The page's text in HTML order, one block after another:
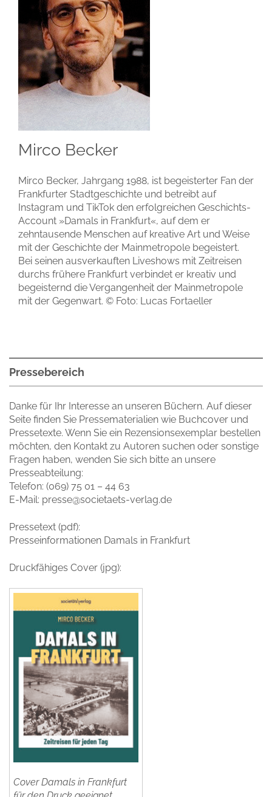
Mirco Becker
Mirco Becker, Jahrgang 1988, ist begeisterter Fan der
Frankfurter Stadtgeschichte und betreibt auf
Instagram und TikTok den erfolgreichen Geschichts-
Account »Damals in Frankfurt«, auf dem er
zehntausende Menschen auf kreative Art und Weise
mit der Geschichte der Mainmetropole begeistert.
Bei seinen ausverkauften Liveshows mit Zeitreisen
durchs frühere Frankfurt verbindet er kreativ und
begeisternd die Vergangenheit der Mainmetropole
mit der Gegenwart. © Foto: Lucas Fortaeller
Pressebereich
Danke für Ihr Interesse an unseren Büchern. Auf dieser
Seite finden Sie Pressematerialien wie Buchcover und
Pressetexte. Wenn Sie ein Rezensionsexemplar bestellen
möchten, den Kontakt zu Autoren suchen oder sonstige
Fragen haben, wenden Sie sich bitte an unsere
Presseabteilung:
Telefon: (069) 75 01 – 44 63
E-Mail: presse@societaets-verlag.de
Pressetext (pdf):
Presseinformationen Damals in Frankfurt
Druckfähiges Cover (jpg):
Cover Damals in Frankfurt